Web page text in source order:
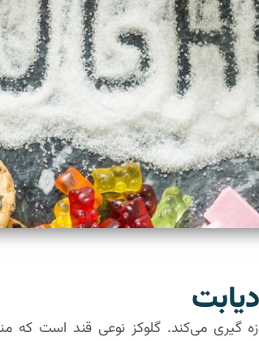
گیری می‌کند. گلوکز نوعی قند است که